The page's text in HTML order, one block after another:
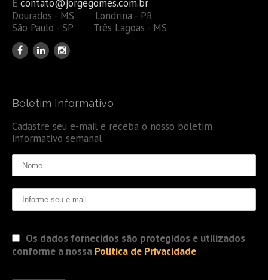
E contato@jorgegomes.com.br
Dourados - MS Londrina - PR
São Paulo - SP Três Lagoas - MS
Boletim Informativo
Cadastre seu e-mail e receba o nosso boletim
informativo semanal
Os dados fornecidos são protegidos e utilizados
conforme a nossa Politica de Privacidade